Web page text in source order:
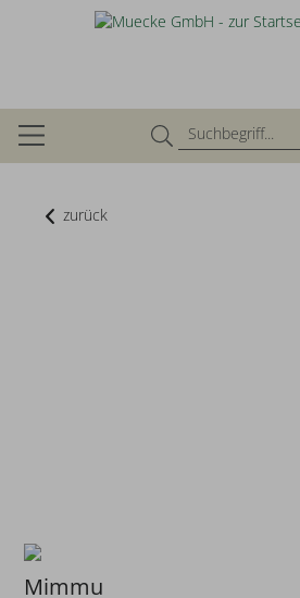
zurück
Mimmu